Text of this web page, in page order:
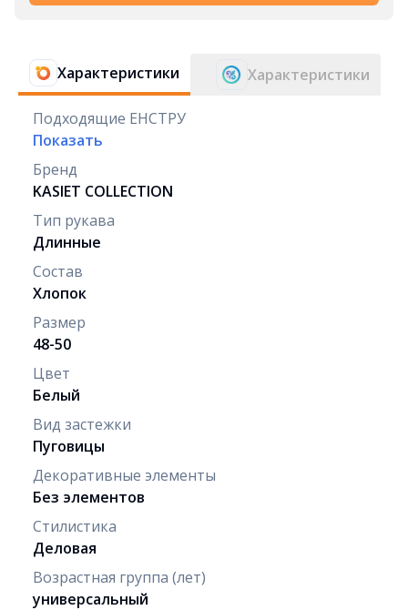
Характеристики Характеристики
Подходящие ЕНСТРУ
Показать
Бренд
KASIET COLLECTION
Тип рукава
Длинные
Состав
Хлопок
Размер
48-50
Цвет
Белый
Вид застежки
Пуговицы
Декоративные элементы
Без элементов
Стилистика
Деловая
Возрастная группа (лет)
универсальный